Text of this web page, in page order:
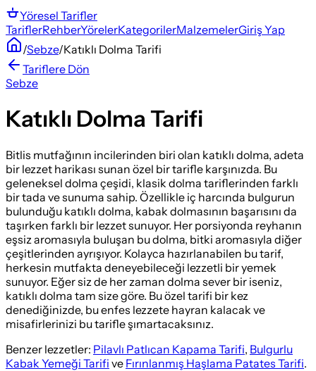
Yöresel Tarifler
TariflerRehberYörelerKategorilerMalzemelerGiriş Yap
/Sebze/Katıklı Dolma Tarifi
Tariflere Dön
Sebze
Katıklı Dolma Tarifi
Bitlis mutfağının incilerinden biri olan katıklı dolma, adeta
bir lezzet harikası sunan özel bir tarifle karşınızda. Bu
geleneksel dolma çeşidi, klasik dolma tariflerinden farklı
bir tada ve sunuma sahip. Özellikle iç harcında bulgurun
bulunduğu katıklı dolma, kabak dolmasının başarısını da
taşırken farklı bir lezzet sunuyor. Her porsiyonda reyhanın
eşsiz aromasıyla buluşan bu dolma, bitki aromasıyla diğer
çeşitlerinden ayrışıyor. Kolayca hazırlanabilen bu tarif,
herkesin mutfakta deneyebileceği lezzetli bir yemek
sunuyor. Eğer siz de her zaman dolma sever bir iseniz,
katıklı dolma tam size göre. Bu özel tarifi bir kez
denediğinizde, bu enfes lezzete hayran kalacak ve
misafirlerinizi bu tarifle şımartacaksınız.
Benzer lezzetler: Pilavlı Patlıcan Kapama Tarifi, Bulgurlu
Kabak Yemeği Tarifi ve Fırınlanmış Haşlama Patates Tarifi.